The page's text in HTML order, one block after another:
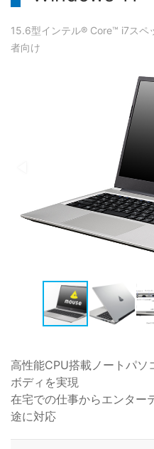
15.6型インテル® Core™ i7スペ
者向け
高性能CPU搭載ノートパソ
ボディを実現
在宅での仕事からエンター
途に対応